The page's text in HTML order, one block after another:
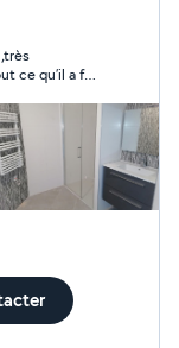
ce qu’il a fait